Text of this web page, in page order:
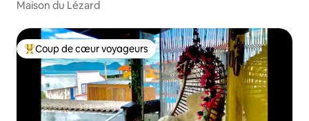
Maison du Lézard
Coups de cœur voyageurs les plus appréciés
Coup de cœur voyageurs